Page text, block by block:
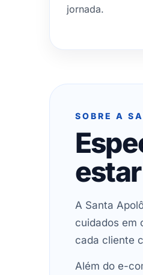
jornada.
SOBRE A
estar
A Santa
cuidados em
cada cliente
Além do e-